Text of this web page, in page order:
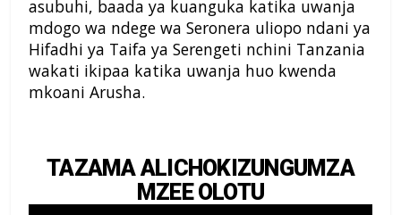
asubuhi, baada ya kuanguka katika uwanja
mdogo wa ndege wa Seronera uliopo ndani ya
Hifadhi ya Taifa ya Serengeti nchini Tanzania
wakati ikipaa katika uwanja huo kwenda
mkoani Arusha.
TAZAMA ALICHOKIZUNGUMZA
MZEE OLOTU